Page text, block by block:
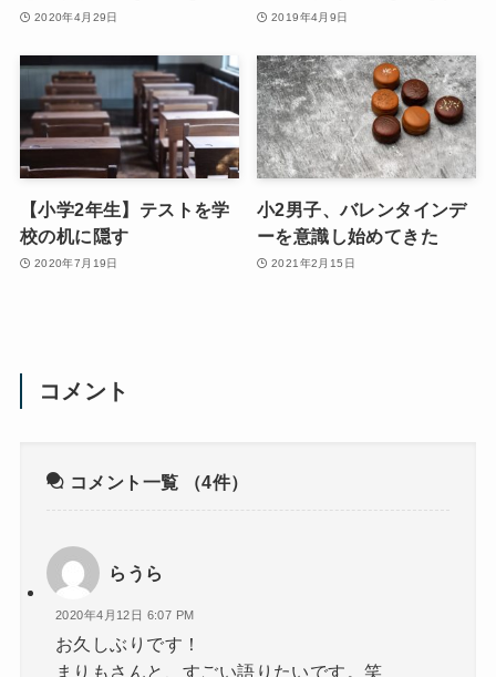
2020年4月29日 2019年4月9日
【小学2年生】テストを学
校の机に隠す
2020年7月19日
小2男子、バレンタインデ
ーを意識し始めてきた
2021年2月15日
コメント
コメント一覧 （4件）
らうら
2020年4月12日 6:07 PM
お久しぶりです！
まりもさんと、すごい語りたいです。笑